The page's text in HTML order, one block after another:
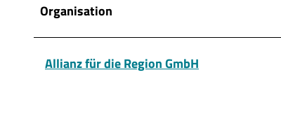
Organisation
Allianz für die Region GmbH